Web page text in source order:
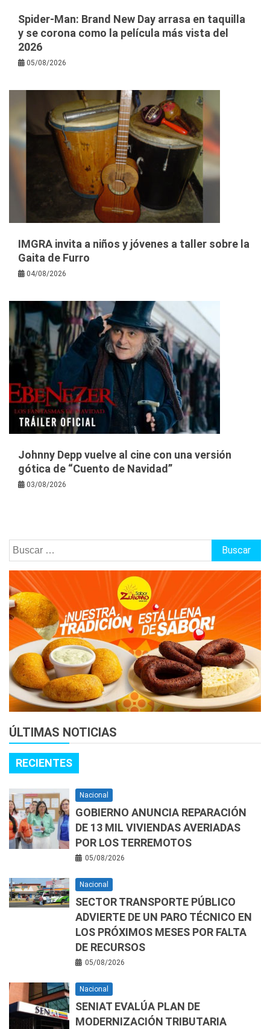
Spider-Man: Brand New Day arrasa en taquilla
y se corona como la película más vista del
2026
05/08/2026
IMGRA invita a niños y jóvenes a taller sobre la
Gaita de Furro
04/08/2026
Johnny Depp vuelve al cine con una versión
gótica de “Cuento de Navidad”
03/08/2026
Buscar:
ÚLTIMAS NOTICIAS
RECIENTES
Nacional
GOBIERNO ANUNCIA REPARACIÓN
DE 13 MIL VIVIENDAS AVERIADAS
POR LOS TERREMOTOS
05/08/2026
Nacional
SECTOR TRANSPORTE PÚBLICO
ADVIERTE DE UN PARO TÉCNICO EN
LOS PRÓXIMOS MESES POR FALTA
DE RECURSOS
05/08/2026
Nacional
SENIAT EVALÚA PLAN DE
MODERNIZACIÓN TRIBUTARIA